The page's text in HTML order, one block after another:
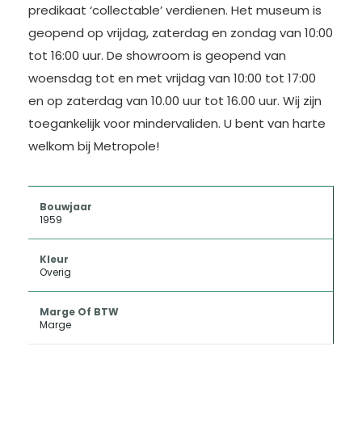
predikaat ‘collectable’ verdienen. Het museum is
geopend op vrijdag, zaterdag en zondag van 10:00
tot 16:00 uur. De showroom is geopend van
woensdag tot en met vrijdag van 10:00 tot 17:00
en op zaterdag van 10.00 uur tot 16.00 uur. Wij zijn
toegankelijk voor mindervaliden. U bent van harte
welkom bij Metropole!
Bouwjaar
1959
Kleur
Overig
Marge Of BTW
Marge